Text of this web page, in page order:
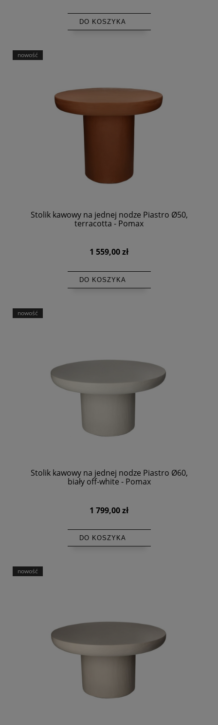
DO KOSZYKA
Stolik kawowy na jednej nodze Piastro Ø50,
terracotta - Pomax
1 559,00 zł
DO KOSZYKA
nowość
Stolik kawowy na jednej nodze Piastro Ø60,
biały off-white - Pomax
1 799,00 zł
DO KOSZYKA
nowość
nowość